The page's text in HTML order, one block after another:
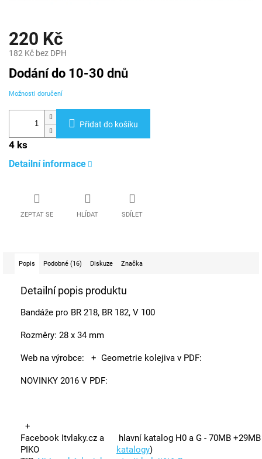
220 Kč
182 Kč bez DPH
Měrná
cena:
Dodání do 10-30 dnů
Možnosti doručení
Přidat do košíku
4 ks
Detailní informace
ZEPTAT SE HLÍDAT SDÍLET
Popis Podobné (16) Diskuze Značka
Detailní popis produktu
Bandáže pro BR 218, BR 182, V 100
Rozměry: 28 x 34 mm
Web na výrobce: + Geometrie kolejiva v PDF:
NOVINKY 2016 V PDF:
+
Facebook Itvlaky.cz a
PIKO
hlavní katalog H0 a G - 70MB
katalogy)